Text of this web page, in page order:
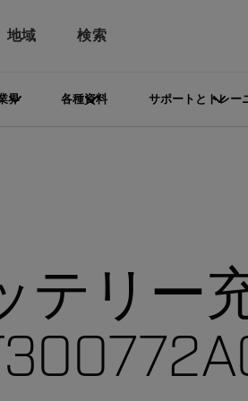
地域 検索
界 各種資料 サポートとトレー
テリー